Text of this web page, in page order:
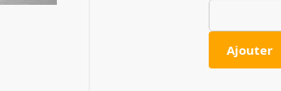
Ajouter